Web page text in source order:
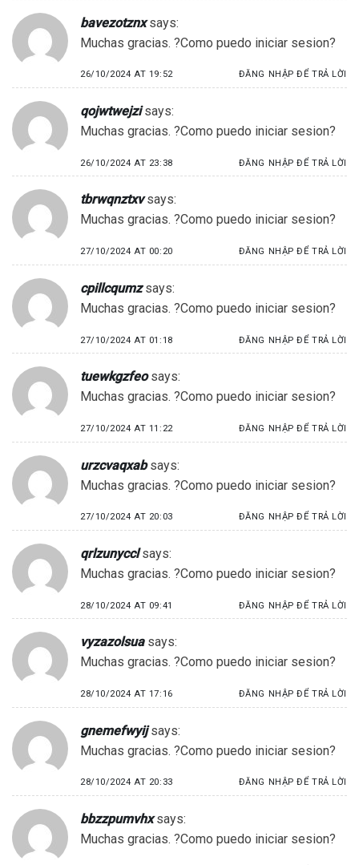
bavezotznx says:
Muchas gracias. ?Como puedo iniciar sesion?
26/10/2024 AT 19:52 ĐĂNG NHẬP ĐỂ TRẢ LỜI
qojwtwejzi says:
Muchas gracias. ?Como puedo iniciar sesion?
26/10/2024 AT 23:38 ĐĂNG NHẬP ĐỂ TRẢ LỜI
tbrwqnztxv says:
Muchas gracias. ?Como puedo iniciar sesion?
27/10/2024 AT 00:20 ĐĂNG NHẬP ĐỂ TRẢ LỜI
cpillcqumz says:
Muchas gracias. ?Como puedo iniciar sesion?
27/10/2024 AT 01:18 ĐĂNG NHẬP ĐỂ TRẢ LỜI
tuewkgzfeo says:
Muchas gracias. ?Como puedo iniciar sesion?
27/10/2024 AT 11:22 ĐĂNG NHẬP ĐỂ TRẢ LỜI
urzcvaqxab says:
Muchas gracias. ?Como puedo iniciar sesion?
27/10/2024 AT 20:03 ĐĂNG NHẬP ĐỂ TRẢ LỜI
qrlzunyccl says:
Muchas gracias. ?Como puedo iniciar sesion?
28/10/2024 AT 09:41 ĐĂNG NHẬP ĐỂ TRẢ LỜI
vyzazolsua says:
Muchas gracias. ?Como puedo iniciar sesion?
28/10/2024 AT 17:16 ĐĂNG NHẬP ĐỂ TRẢ LỜI
gnemefwyij says:
Muchas gracias. ?Como puedo iniciar sesion?
28/10/2024 AT 20:33 ĐĂNG NHẬP ĐỂ TRẢ LỜI
bbzzpumvhx says:
Muchas gracias. ?Como puedo iniciar sesion?